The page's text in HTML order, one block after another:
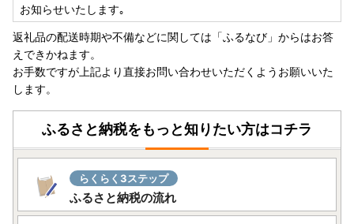
◆添付書類
・マイナンバーカードをお持ちの方…マイナンバーカードの
両面の写し
・通知カード（氏名、住所等が住民票の記載事項と一致した
もの）をお持ちの方…通知カードの両面の写し、身分証の写
し
・マイナンバーカードも通知カードもお持ちでない方…マイ
ナンバーが記載された住民票の写し、身分証の写し
※身分証として利用できるもの
の他国が発行する顔写真付きの身分証明書（顔写真が表示さ
れ、氏名、生年月日または住所が確認できるようにしてくだ
さい）
お知らせいたします｡
返礼品の配送時期や不備などに関しては「ふるなび」からはお答
えできかねます。
お手数ですが上記より直接お問い合わせいただくようお願いいた
します。
ふるさと納税をもっと知りたい方はコチラ
らくらく3ステップ
ふるさと納税の流れ